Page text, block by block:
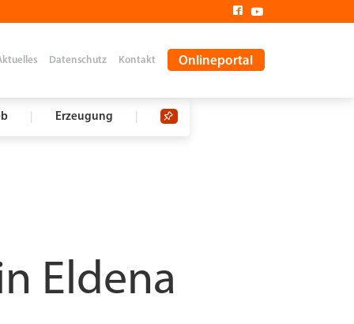
Eldena
Datenschutz Kontakt Onlineportal
Erzeugung